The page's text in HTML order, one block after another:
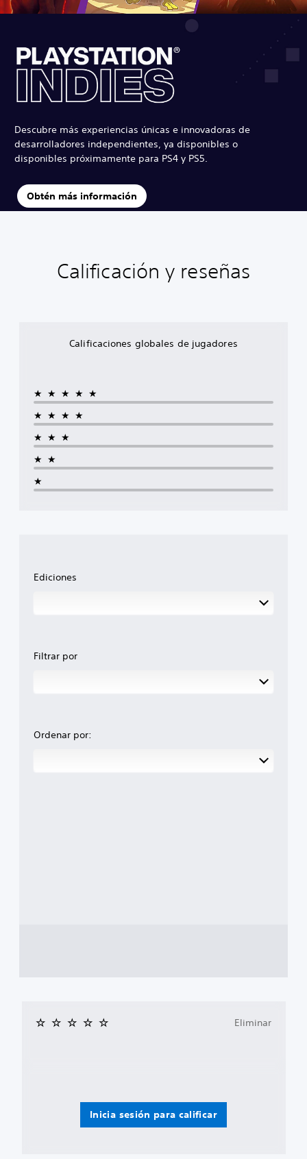
Descubre más experiencias únicas e innovadoras de
desarrolladores independientes, ya disponibles o
disponibles próximamente para PS4 y PS5.
Obtén más información
Calificación y reseñas
Calificaciones globales de jugadores
★★★★★
★★★★
★★★
★★
★
Ediciones
Filtrar por
Ordenar por:
Inicia sesión para calificar
Eliminar